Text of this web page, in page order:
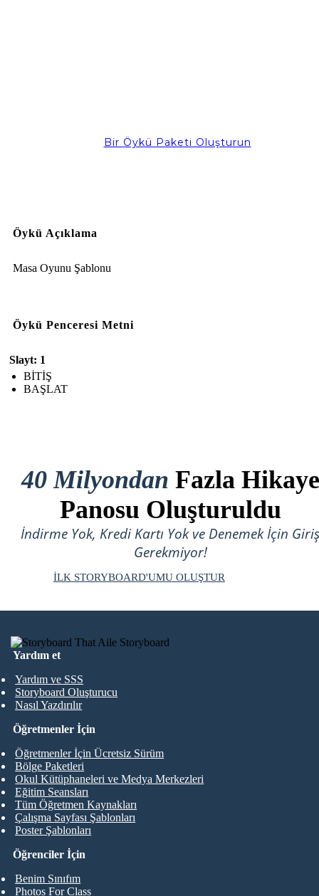
Bir Öykü Paketi Oluşturun
Öykü Açıklama
Masa Oyunu Şablonu
Öykü Penceresi Metni
Slayt: 1
BİTİŞ
BAŞLAT
40 Milyondan Fazla Hikaye
Panosu Oluşturuldu
İndirme Yok, Kredi Kartı Yok ve Denemek İçin Giriş
Gerekmiyor!
İLK STORYBOARD'UMU OLUŞTUR
Yardım et
Yardım ve SSS
Storyboard Oluşturucu
Nasıl Yazdırılır
Öğrenciler İçin
Benim Sınıfım
Photos For Class
Öğretmenler İçin
Öğretmenler İçin Ücretsiz Sürüm
Bölge Paketleri
Okul Kütüphaneleri ve Medya Merkezleri
Eğitim Seansları
Tüm Öğretmen Kaynakları
Çalışma Sayfası Şablonları
Poster Şablonları